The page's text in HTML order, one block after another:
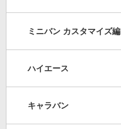
ミニバン カスタマイズ編
ハイエース
キャラバン